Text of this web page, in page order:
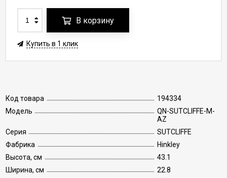
Код товара
194334
Модель
QN-SUTCLIFFE-M-
AZ
Серия
SUTCLIFFE
Фабрика
Hinkley
Высота, см
43.1
Ширина, см
22.8
В корзину
Купить в 1 клик